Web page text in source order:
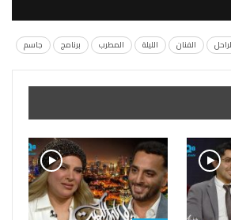
الفنان الليلة المطرب برنامج جاسم